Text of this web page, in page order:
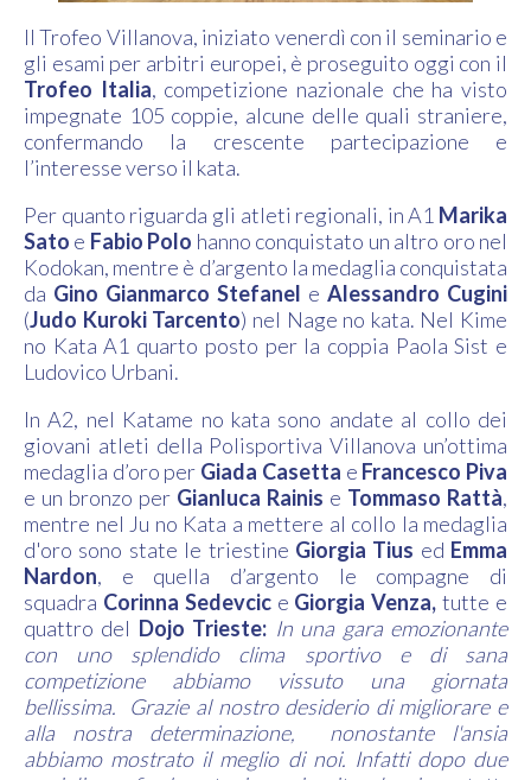
Il Trofeo Villanova, iniziato venerdì con il seminario e
gli esami per arbitri europei, è proseguito oggi con il
Trofeo Italia, competizione nazionale che ha visto
impegnate 105 coppie, alcune delle quali straniere,
confermando la crescente partecipazione e
l’interesse verso il kata.
Per quanto riguarda gli atleti regionali, in A1 Marika
Sato e Fabio Polo hanno conquistato un altro oro nel
Kodokan, mentre è d’argento la medaglia conquistata
da Gino Gianmarco Stefanel e Alessandro Cugini
(Judo Kuroki Tarcento) nel Nage no kata. Nel Kime
no Kata A1 quarto posto per la coppia Paola Sist e
Ludovico Urbani.
In A2, nel Katame no kata sono andate al collo dei
giovani atleti della Polisportiva Villanova un’ottima
medaglia d’oro per Giada Casetta e Francesco Piva
e un bronzo per Gianluca Rainis e Tommaso Rattà,
mentre nel Ju no Kata a mettere al collo la medaglia
d'oro sono state le triestine Giorgia Tius ed Emma
Nardon, e quella d’argento le compagne di
squadra Corinna Sedevcice Giorgia Venza,tutte e
quattro del Dojo Trieste: In una gara emozionante
con uno splendido clima sportivo e di sana
competizione abbiamo vissuto una giornata
bellissima. Grazie al nostro desiderio di migliorare e
alla nostra determinazione, nonostante l'ansia
abbiamo mostrato il meglio di noi. Infatti dopo due